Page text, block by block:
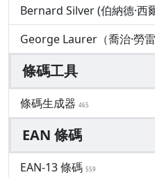
Bernard Silver (伯納德·西
George Laurer（喬治·勞雷
條碼工具
條碼生成器 465
EAN 條碼
EAN-13 條碼 559